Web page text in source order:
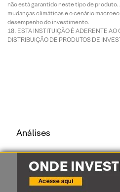
não está garantido neste tipo de
mudanças climáticas e o cenário
desempenho do investimento.
ESTA INSTITUIÇÃO É ADERENTE AO
DISTRIBUIÇÃO DE PRODUTOS DE
Análises
Recomendações